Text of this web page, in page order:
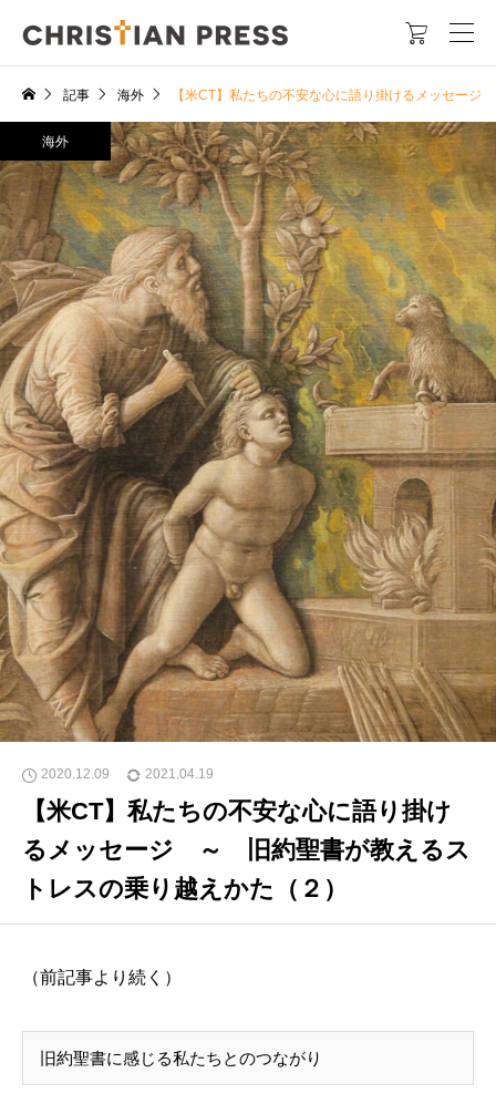

記事 海外 【米CT】私たちの不安な心に語り掛けるメッセー
海外
2020.12.09 2021.04.19
【米CT】私たちの不安な心に語り掛け
るメッセージ ～ 旧約聖書が教えるス
トレスの乗り越えかた（２）
（前記事より続く）
旧約聖書に感じる私たちとのつながり